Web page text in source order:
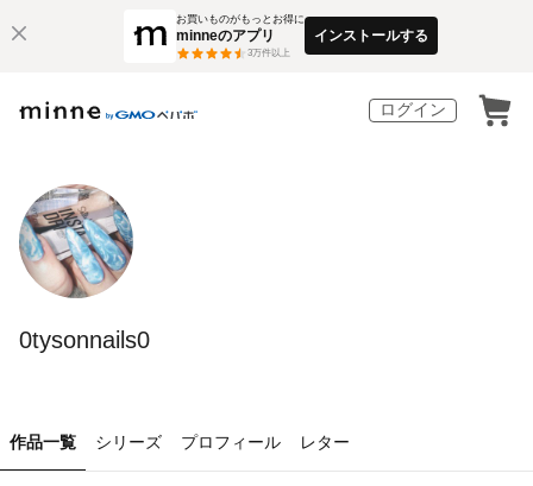
お買いものがもっとお得に
minneのアプリ
3万件以上
インストールする
ログイン
0tysonnails0
作品一覧 シリーズ プロフィール レター